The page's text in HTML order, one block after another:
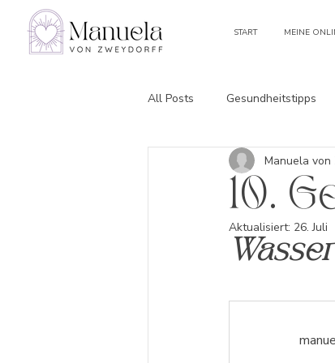
START MEINE
All Posts Gesundheitstipps
Gesundheitsbriefe
10.
Manuela
Aktualisiert: 26. Juli